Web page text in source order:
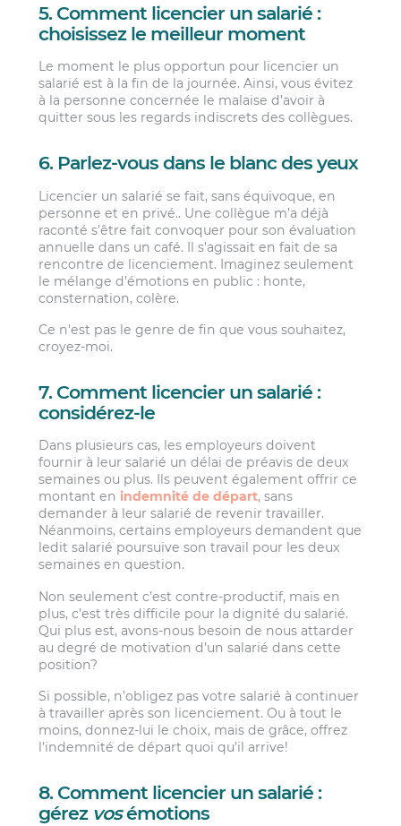
5. Comment licencier un salarié :
choisissez le meilleur moment
Le moment le plus opportun pour licencier un
salarié est à la fin de la journée. Ainsi, vous évitez
à la personne concernée le malaise d’avoir à
quitter sous les regards indiscrets des collègues.
6. Parlez-vous dans le blanc des yeux
Licencier un salarié se fait, sans équivoque, en
personne et en privé.. Une collègue m’a déjà
raconté s’être fait convoquer pour son évaluation
annuelle dans un café. Il s’agissait en fait de sa
rencontre de licenciement. Imaginez seulement
le mélange d’émotions en public : honte,
consternation, colère.
Ce n’est pas le genre de fin que vous souhaitez,
croyez-moi.
7. Comment licencier un salarié :
considérez-le
Dans plusieurs cas, les employeurs doivent
fournir à leur salarié un délai de préavis de deux
semaines ou plus. Ils peuvent également offrir ce
montant en indemnité de départ, sans
demander à leur salarié de revenir travailler.
Néanmoins, certains employeurs demandent que
ledit salarié poursuive son travail pour les deux
semaines en question.
Non seulement c’est contre-productif, mais en
plus, c’est très difficile pour la dignité du salarié.
Qui plus est, avons-nous besoin de nous attarder
au degré de motivation d’un salarié dans cette
position?
Si possible, n’obligez pas votre salarié à continuer
à travailler après son licenciement. Ou à tout le
moins, donnez-lui le choix, mais de grâce, offrez
l’indemnité de départ quoi qu’il arrive!
8. Comment licencier un salarié :
gérez vosémotions